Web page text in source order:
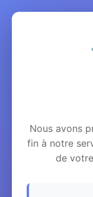
Nous avons
fin à notre
de